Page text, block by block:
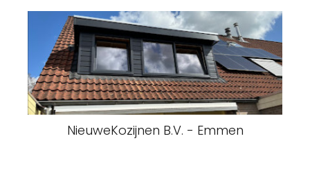
NieuweKozijnen B.V. - Emmen